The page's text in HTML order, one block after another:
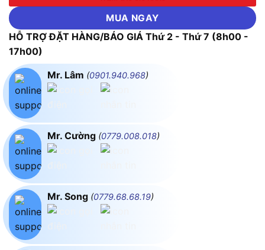
MUA NGAY
HỖ TRỢ ĐẶT HÀNG/BÁO GIÁ Thứ 2 - Thứ 7 (8h00 -
17h00)
Mr. Lâm (0901.940.968)
Mr. Cường (0779.008.018)
Mr. Song (0779.68.68.19)